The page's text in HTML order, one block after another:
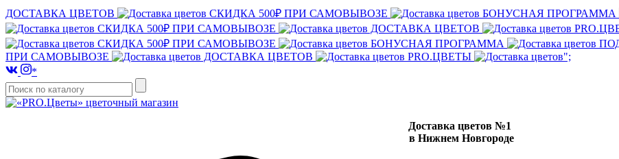
ДОСТАВКА ЦВЕТОВ СКИДКА 500₽ ПРИ САМОВЫВОЗЕ БОНУСНАЯ ПРОГРАММА
СКИДКА 500₽ ПРИ САМОВЫВОЗЕ
ДОСТАВКА ЦВЕТОВ
СКИДКА 500₽ ПРИ САМОВЫВОЗЕ
БОНУСНАЯ ПРОГРАММА
ПРИ САМОВЫВОЗЕ
ДОСТАВКА ЦВЕТОВ PRO.ЦВЕТЫ
";
*
Доставка цветов №1
в Нижнем Новгороде